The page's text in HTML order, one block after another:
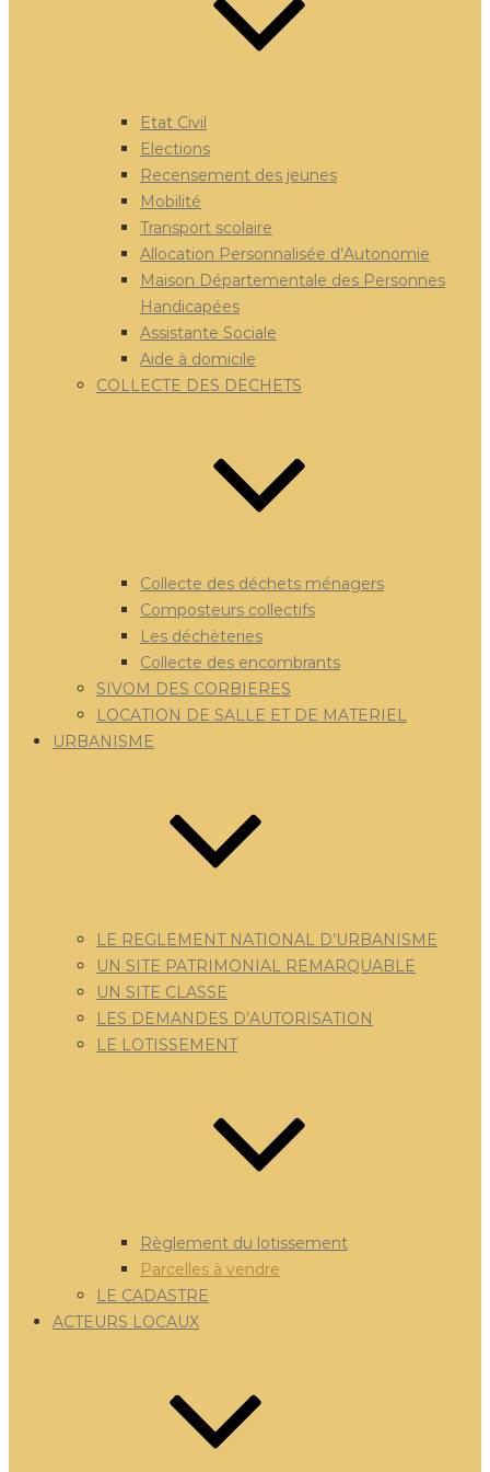
Etat Civil
Elections
Recensement des jeunes
Mobilité
Transport scolaire
Allocation Personnalisée d’Autonomie
Maison Départementale des Personnes
Handicapées
Assistante Sociale
Aide à domicile
COLLECTE DES DECHETS
Collecte des déchets ménagers
Composteurs collectifs
Les déchèteries
Collecte des encombrants
SIVOM DES CORBIERES
LOCATION DE SALLE ET DE MATERIEL
URBANISME
LE REGLEMENT NATIONAL D’URBANISME
UN SITE PATRIMONIAL REMARQUABLE
UN SITE CLASSE
LES DEMANDES D’AUTORISATION
LE LOTISSEMENT
Règlement du lotissement
Parcelles à vendre
LE CADASTRE
ACTEURS LOCAUX